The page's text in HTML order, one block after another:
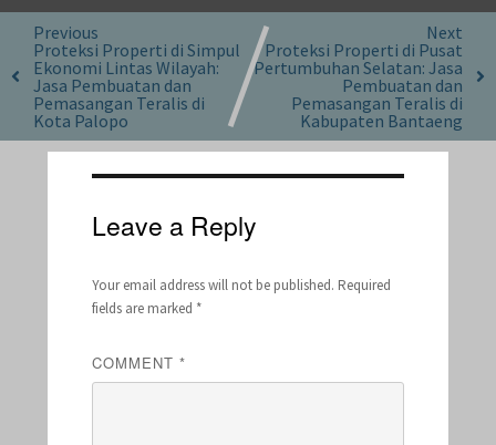
Previous
Proteksi Properti di Simpul
Ekonomi Lintas Wilayah:
Jasa Pembuatan dan
Pemasangan Teralis di
Kota Palopo
Next
Proteksi Properti di Pusat
Pertumbuhan Selatan: Jasa
Pembuatan dan
Pemasangan Teralis di
Kabupaten Bantaeng
Leave a Reply
Your email address will not be published. Required
fields are marked *
COMMENT *